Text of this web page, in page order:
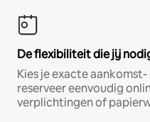
De flexibiliteit die jij
Kies je exacte
reserveer eenvoudig
verplichtingen of